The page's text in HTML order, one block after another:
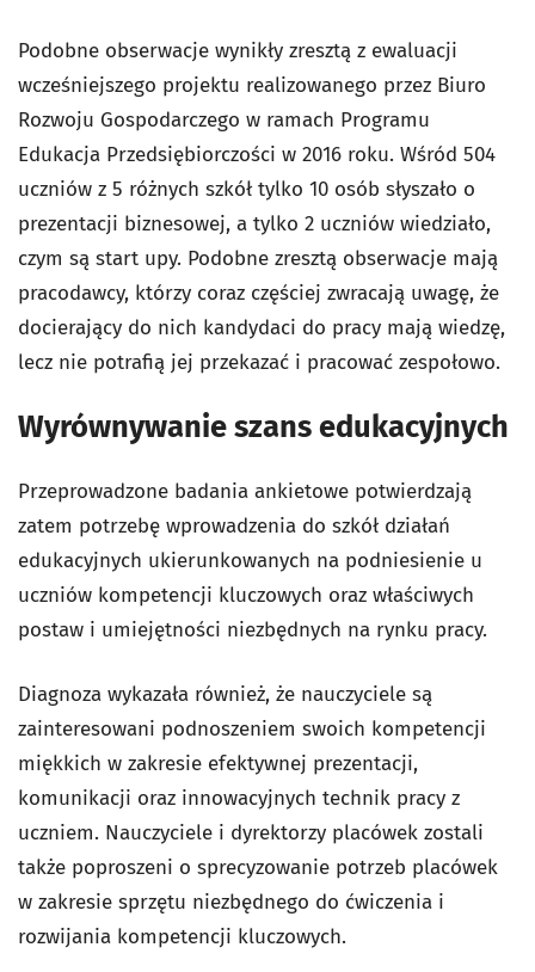
Podobne obserwacje wynikły zresztą z ewaluacji
wcześniejszego projektu realizowanego przez Biuro
Rozwoju Gospodarczego w ramach Programu
Edukacja Przedsiębiorczości w 2016 roku. Wśród 504
uczniów z 5 różnych szkół tylko 10 osób słyszało o
prezentacji biznesowej, a tylko 2 uczniów wiedziało,
czym są start upy. Podobne zresztą obserwacje mają
pracodawcy, którzy coraz częściej zwracają uwagę, że
docierający do nich kandydaci do pracy mają wiedzę,
lecz nie potrafią jej przekazać i pracować zespołowo.
Wyrównywanie szans edukacyjnych
Przeprowadzone badania ankietowe potwierdzają
zatem potrzebę wprowadzenia do szkół działań
edukacyjnych ukierunkowanych na podniesienie u
uczniów kompetencji kluczowych oraz właściwych
postaw i umiejętności niezbędnych na rynku pracy.
Diagnoza wykazała również, że nauczyciele są
zainteresowani podnoszeniem swoich kompetencji
miękkich w zakresie efektywnej prezentacji,
komunikacji oraz innowacyjnych technik pracy z
uczniem. Nauczyciele i dyrektorzy placówek zostali
także poproszeni o sprecyzowanie potrzeb placówek
w zakresie sprzętu niezbędnego do ćwiczenia i
rozwijania kompetencji kluczowych.